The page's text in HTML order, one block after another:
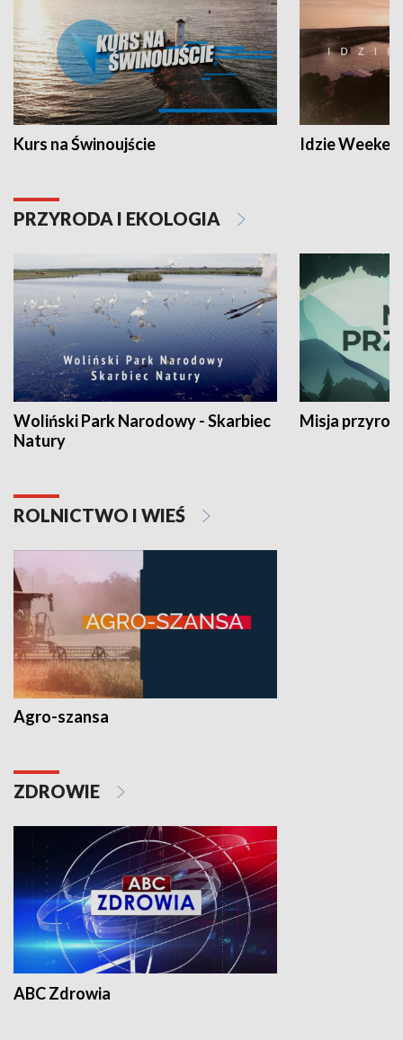
Kurs na Świnoujście Idzie
PRZYRODA I EKOLOGIA
Woliński Park Narodowy - Skarbiec
Natury
Misja
ROLNICTWO I WIEŚ
Agro-szansa
ZDROWIE
ABC Zdrowia